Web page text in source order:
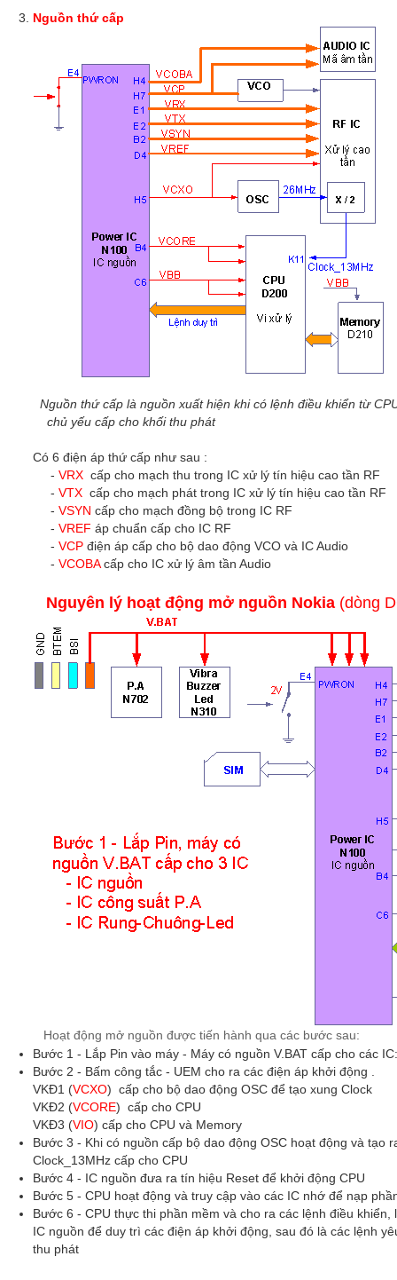
Nguồn thứ cấp
Nguồn thứ cấp là nguồn xuất hiện khi có lệnh điều khiển từ
chủ yếu cấp cho khối thu phát
Có 6 điện áp thứ cấp như sau :
- VRX cấp cho mạch thu trong IC xử lý tín hiệu cao tần RF
- VTX cấp cho mạch phát trong IC xử lý tín hiệu cao tần RF
- VSYN cấp cho mạch đồng bộ trong IC RF
- VREF áp chuẩn cấp cho IC RF
- VCP điện áp cấp cho bộ dao động VCO và IC Audio
- VCOBAcấp cho IC xử lý âm tần Audio
Nguyên lý hoạt động mở nguồn Nokia (dòng
Hoạt động mở nguồn được tiến hành qua các bước sau:
Bước 1 - Lắp Pin vào máy - Máy có nguồn V.BAT cấp cho các
Bước 2 - Bấm công tắc - UEM cho ra các điện áp khởi động .
VKĐ1 (VCXO) cấp cho bộ dao động OSC để tạo xung Clock
VKĐ2 (VCORE) cấp cho CPU
VKĐ3 (VIO) cấp cho CPU và Memory
Bước 3 - Khi có nguồn cấp bộ dao động OSC hoạt động và tạo
Clock_13MHz cấp cho CPU
Bước 4 - IC nguồn đưa ra tín hiệu Reset để khởi động CPU
Bước 5 - CPU hoạt động và truy cập vào các IC nhớ để nạp
Bước 6 - CPU thực thi phần mềm và cho ra các lệnh điều
IC nguồn để duy trì các điện áp khởi động, sau đó là các lệnh
thu phát